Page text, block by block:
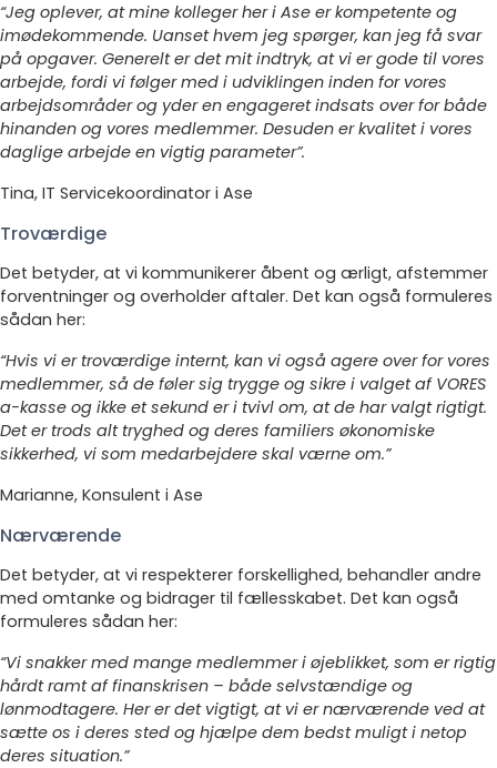
“Jeg oplever, at mine kolleger her i Ase er kompetente og
imødekommende. Uanset hvem jeg spørger, kan jeg få svar
på opgaver. Generelt er det mit indtryk, at vi er gode til vores
arbejde, fordi vi følger med i udviklingen inden for vores
arbejdsområder og yder en engageret indsats over for både
hinanden og vores medlemmer. Desuden er kvalitet i vores
daglige arbejde en vigtig parameter”.
Tina, IT Servicekoordinator i Ase
Troværdige
Det betyder, at vi kommunikerer åbent og ærligt, afstemmer
forventninger og overholder aftaler. Det kan også formuleres
sådan her:
“Hvis vi er troværdige internt, kan vi også agere over for vores
medlemmer, så de føler sig trygge og sikre i valget af VORES
a-kasse og ikke et sekund er i tvivl om, at de har valgt rigtigt.
Det er trods alt tryghed og deres familiers økonomiske
sikkerhed, vi som medarbejdere skal værne om.”
Marianne, Konsulent i Ase
Nærværende
Det betyder, at vi respekterer forskellighed, behandler andre
med omtanke og bidrager til fællesskabet. Det kan også
formuleres sådan her:
“Vi snakker med mange medlemmer i øjeblikket, som er rigtig
hårdt ramt af finanskrisen – både selvstændige og
lønmodtagere. Her er det vigtigt, at vi er nærværende ved at
sætte os i deres sted og hjælpe dem bedst muligt i netop
deres situation.”